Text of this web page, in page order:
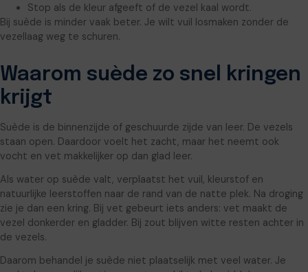
Stop als de kleur afgeeft of de vezel kaal wordt.
Bij suède is minder vaak beter. Je wilt vuil losmaken zonder de
vezellaag weg te schuren.
Waarom suède zo snel kringen
krijgt
Suède is de binnenzijde of geschuurde zijde van leer. De vezels
staan open. Daardoor voelt het zacht, maar het neemt ook
vocht en vet makkelijker op dan glad leer.
Als water op suède valt, verplaatst het vuil, kleurstof en
natuurlijke leerstoffen naar de rand van de natte plek. Na droging
zie je dan een kring. Bij vet gebeurt iets anders: vet maakt de
vezel donkerder en gladder. Bij zout blijven witte resten achter in
de vezels.
Daarom behandel je suède niet plaatselijk met veel water. Je